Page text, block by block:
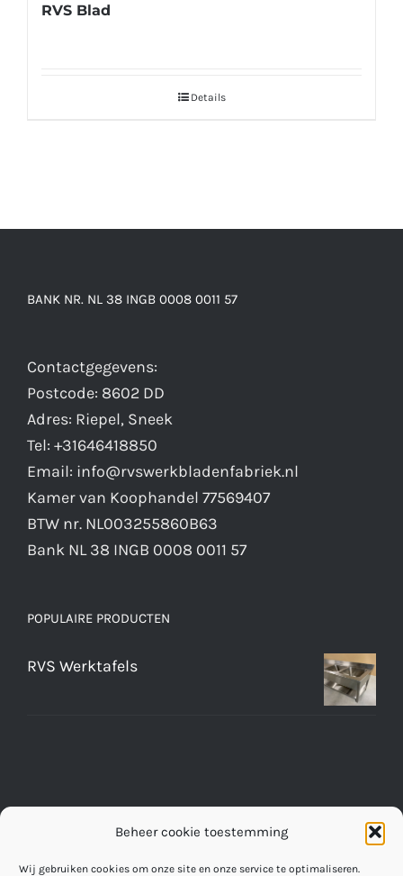
Beheer cookie toestemming
Wij gebruiken cookies om onze site en onze service te optimaliseren.
RVS Blad
Details
BANK NR. NL 38 INGB 0008 0011 57
Contactgegevens:
Postcode: 8602 DD
Adres: Riepel, Sneek
Tel: +31646418850
Email: info@rvswerkbladenfabriek.nl
Kamer van Koophandel 77569407
BTW nr. NL003255860B63
Bank NL 38 INGB 0008 0011 57
POPULAIRE PRODUCTEN
RVS Werktafels